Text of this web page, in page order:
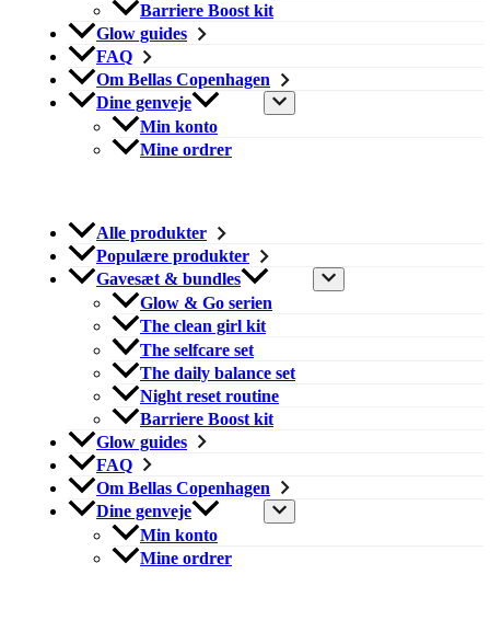
Barriere Boost kit
Glow guides
FAQ
Om Bellas Copenhagen
Dine genveje
Min konto
Mine ordrer
Alle produkter
Populære produkter
Gavesæt & bundles
Glow & Go serien
The clean girl kit
The selfcare set
The daily balance set
Night reset routine
Barriere Boost kit
Glow guides
FAQ
Om Bellas Copenhagen
Dine genveje
Min konto
Mine ordrer